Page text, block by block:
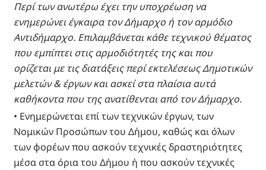
Περί των ανωτέρω έχει την υποχρέωση να
ενημερώνει έγκαιρα τον Δήμαρχο ή τον αρμόδιο
Αντιδήμαρχο. Επιλαμβάνεται κάθε τεχνικού θέματος
που εμπίπτει στις αρμοδιότητές της και που
ορίζεται με τις διατάξεις περί εκτελέσεως Δημοτικών
μελετών & έργων και ασκεί στα πλαίσια αυτά
καθήκοντα που της ανατίθενται από τον Δήμαρχο.
• Ενημερώνεται επί των τεχνικών έργων, των
Νομικών Προσώπων του Δήμου, καθώς και όλων
των φορέων που ασκούν τεχνικές δραστηριότητες
μέσα στα όρια του Δήμου ή που ασκούν τεχνικές